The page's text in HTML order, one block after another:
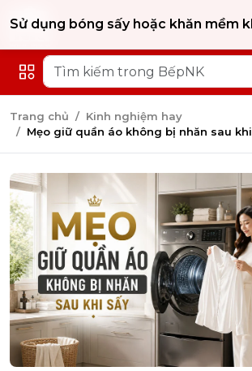
Trang chủ
Kinh nghiệm hay
Mẹo giữ quần áo không bị nhăn sau
Sử dụng bóng sấy hoặc khăn mềm
Chọn chế độ sấy phù hợp với từng
Không sấy quá đầy lồng máy
Lấy quần áo ra ngay sau khi kết
Ưu tiên công nghệ sấy bơm nhiệt
Sử dụng bóng sấy hoặc khăn mềm
Chọn tốc độ vắt phù hợp trước khi sấy